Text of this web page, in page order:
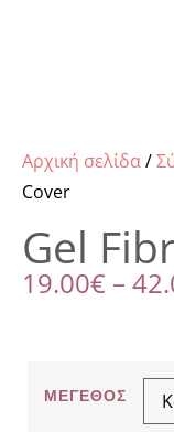
Αρχική σελίδα/
Cover
Gel
19.00€ –
ΜΈΓΕΘΟΣ